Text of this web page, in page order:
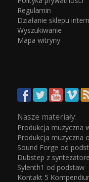
Regulamin
Działanie sklepu
Wyszukiwanie
Mapa witryny
Nasze materiały:
Produkcja muzyczna
Produkcja muzyczna
Sound Forge od
Dubstep z
Sylenth1 od podstaw
Kontakt 5